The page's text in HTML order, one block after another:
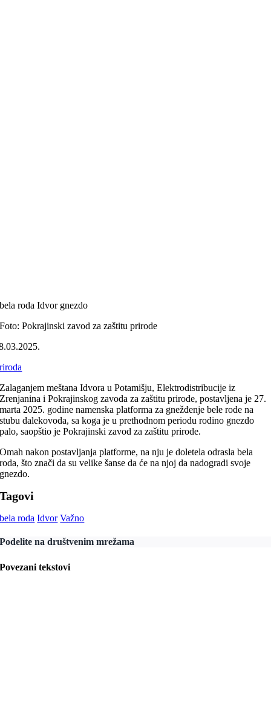
bela roda Idvor gnezdo
Foto: Pokrajinski zavod za zaštitu prirode
Zalaganjem meštana Idvora u Potamišju, Elektrodistribucije iz
Zrenjanina i Pokrajinskog zavoda za zaštitu prirode, postavljena je 27.
marta 2025. godine namenska platforma za gnežđenje bele rode na
stubu dalekovoda, sa koga je u prethodnom periodu rodino gnezdo
palo, saopštio je Pokrajinski zavod za zaštitu prirode.
Omah nakon postavljanja platforme, na nju je doletela odrasla bela
roda, što znači da su velike šanse da će na njoj da nadogradi svoje
gnezdo.
Tagovi
bela roda Idvor Važno
Podelite na društvenim mrežama
Povezani tekstovi